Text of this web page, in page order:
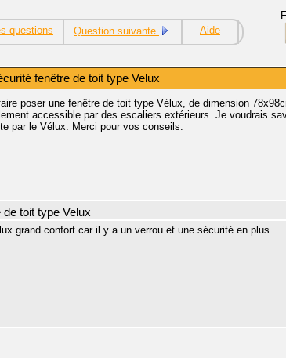
questions Question suivante Aide
fenêtre de toit type Velux
poser une fenêtre de toit type Vélux, de dimension
accessible par des escaliers extérieurs. Je voudrais
par le Vélux. Merci pour vos conseils.
toit type Velux
grand confort car il y a un verrou et une sécurité en plus.